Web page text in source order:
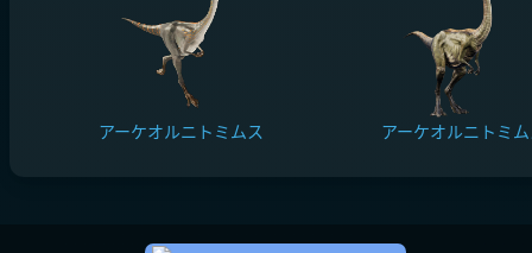
アーケオルニトミムス アーケオルニトミ